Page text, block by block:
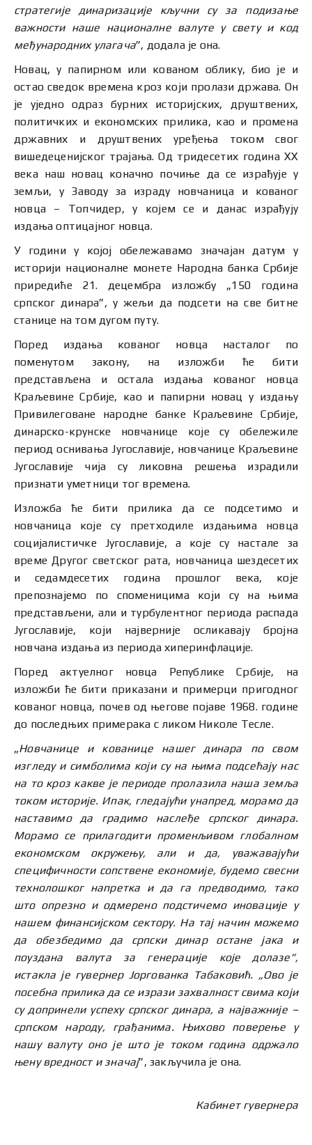
стратегије динаризације кључни су за подизање
важности наше националне валуте у свету и код
међународних улагача”, додала је она.
Новац, у папирном или кованом облику, био је и
остао сведок времена кроз који пролази држава. Он
је уједно одраз бурних историјских, друштвених,
политичких и економских прилика, као и промена
државних и друштвених уређења током свог
вишедеценијског трајања. Од тридесетих година XX
века наш новац коначно почиње да се израђује у
земљи, у Заводу за израду новчаница и кованог
новца – Топчидер, у којем се и данас израђују
издања оптицајног новца.
У години у којој обележавамо значајан датум у
историји националне монете Народна банка Србије
приредиће 21. децембра изложбу „150 година
српског динара”, у жељи да подсети на све битне
станице на том дугом путу.
Поред издања кованог новца насталог по
поменутом закону, на изложби ће бити
представљена и остала издања кованог новца
Краљевине Србије, као и папирни новац у издању
Привилеговане народне банке Краљевине Србије,
динарско-крунске новчанице које су обележиле
период оснивања Југославије, новчанице Краљевине
Југославије чија су ликовна решења израдили
признати уметници тог времена.
Изложба ће бити прилика да се подсетимо и
новчаница које су претходиле издањима новца
социјалистичке Југославије, а које су настале за
време Другог светског рата, новчаница шездесетих
и седамдесетих година прошлог века, које
препознајемо по споменицима који су на њима
представљени, али и турбулентног периода распада
Југославије, који најверније осликавају бројна
новчана издања из периода хиперинфлације.
Поред актуелног новца Републике Србије, на
изложби ће бити приказани и примерци пригодног
кованог новца, почев од његове појаве 1968. године
до последњих примерака с ликом Николе Тесле.
„Новчанице и кованице нашег динара по свом
изгледу и симболима који су на њима подсећају нас
на то кроз какве је периоде пролазила наша земља
током историје. Ипак, гледајући унапред, морамо да
наставимо да градимо наслеђе српског динара.
Морамо се прилагодити променљивом глобалном
економском окружењу, али и да, уважавајући
специфичности сопствене економије, будемо свесни
технолошког напретка и да га предводимо, тако
што опрезно и одмерено подстичемо иновације у
нашем финансијском сектору. На тај начин можемо
да обезбедимо да српски динар остане јака и
поуздана валута за генерације које долазе”,
истакла је гувернер Јоргованка Табаковић. „Ово је
посебна прилика да се изрази захвалност свима који
су допринели успеху српског динара, а најважније –
српском народу, грађанима. Њихово поверење у
нашу валуту оно је што је током година одржало
њену вредност и значај”, закључила је она.
Кабинет гувернера